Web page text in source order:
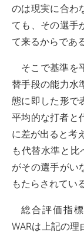
のは現実に合わ
ても、その選手
て来るからである
そこで基準を
替手段の能力水
態に即した形で
平均的な打者と
に差が出ると考
も代替水準と
がその選手がい
もたらされてい
総合評価指標
WARは上記の